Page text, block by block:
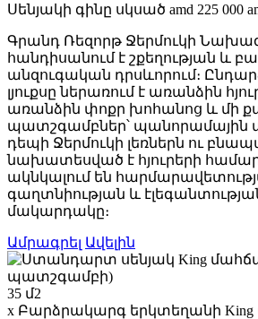
Սենյակի գինը սկսած amd 225 000
Գրանդ Ռեզորթ Ջերմուկի
հանդիսանում է շքեղության և
անզուգական դրսևորում։
լյուքսը ներառում է առանձին
առանձին փոքր խոհանոց և մի
պատշգամբներ՝ պանորամային
դեպի Ջերմուկի լեռներն ու
նախատեսված է հյուրերի
ակնկալում են
գաղտնիության և
մակարդակը։
Ամրագրել Ավելին
35 մ2
x Բարձրակարգ երկտեղանի